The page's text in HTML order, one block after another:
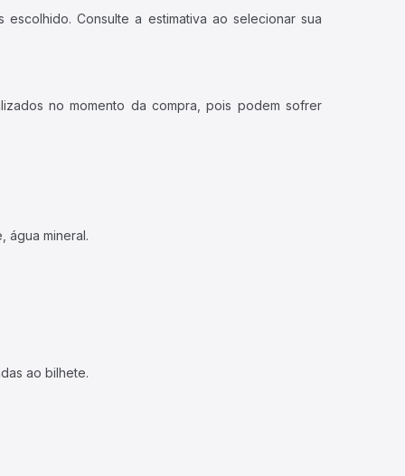
Consulte a estimativa ao selecionar sua
no momento da compra, pois podem sofrer
água mineral.
ao bilhete.